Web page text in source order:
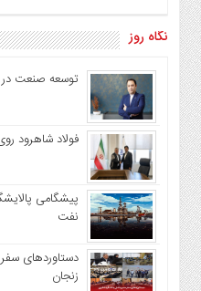
نگاه روز
توسعه صنعت
فولاد شاهرود
پیشگامی
نفت
دستاوردهای
زنجان